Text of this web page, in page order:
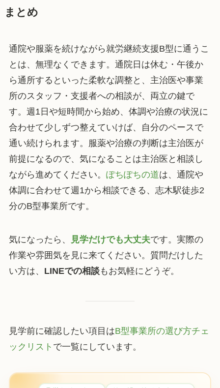
まとめ
通院や服薬を続けながら就労継続支援B型に通うこ
とは、無理なくできます。通院日は休む・午後か
ら通所するといった柔軟な調整と、主治医や事業
所のスタッフ・支援者への相談が、両立の鍵で
す。週1日や短時間から始め、体調や治療の状況に
合わせて少しずつ整えていけば、自分のペースで
通い続けられます。服薬や治療の判断は主治医が
前提になるので、気になることは主治医と相談し
ながら進めてください。 ぽちぽちの道は、通院や
体調に合わせて週1から相談できる、志木駅徒歩2
分のB型事業所です。
気になったら、 見学だけでも大丈夫です。実際の
作業や雰囲気を見に来てください。質問だけした
い方は、 LINEでの相談もお気軽にどうぞ。
見学前に確認したい項目はB型事業所の選び方チェ
ックリスト で一覧にしています。